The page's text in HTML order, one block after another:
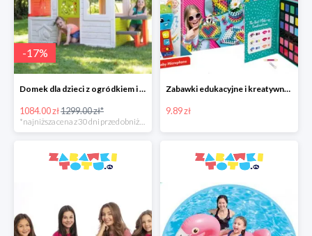
-17%
Domek dla dzieci z ogródkiem i stolikiem z siedziskami
1084.00 zł1299.00 zł*
Zabawki edukacyjne i kreatywne Clementoni od 9,98 zł
9.89 zł